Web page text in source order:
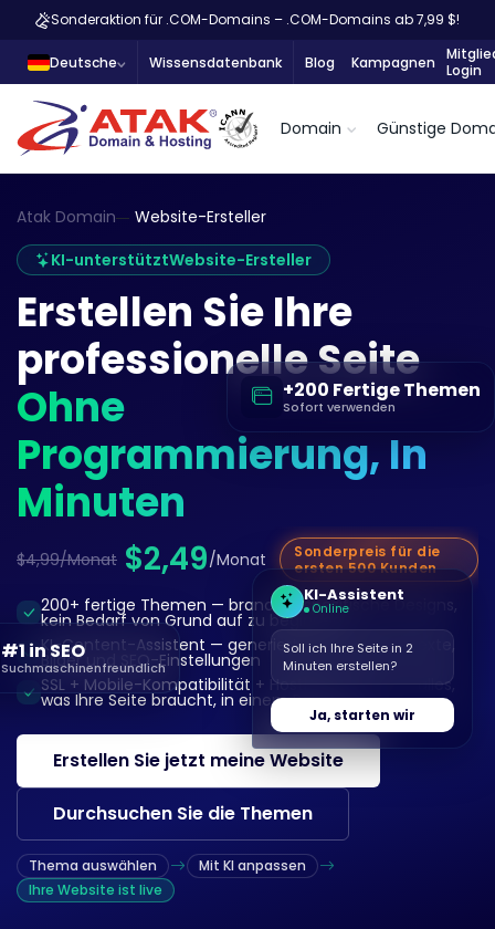
Sonderaktion für .COM-Domains – .COM-Domains ab 7,99 $!
Deutsche Wissensdatenbank Blog Kampagnen
Login
Domain Günstige
Atak Domain
Website-Ersteller
KI-unterstütztWebsite-Ersteller
Erstellen Sie Ihre
professionelle Seite
Ohne
Programmierung, In
Minuten
$4,99/Monat $2,49/Monat
Sonderpreis für die
ersten 500 Kunden
200+ fertige Themen — branchenspezifische Designs,
kein Bedarf von Grund auf zu beginnen
KI-Content-Assistent — generiert automatisch Texte,
Bilder und SEO-Einstellungen
SSL + Mobile-Kompatibilität + Hosting inklusive — alles,
was Ihre Seite braucht, in einem Paket
Erstellen Sie jetzt meine Website
Durchsuchen Sie die Themen
Thema auswählen
Mit KI anpassen
Ihre Website ist live
+200 Fertige Themen
Sofort verwenden
#1 in SEO
Suchmaschinenfreundlich
KI-Assistent
Online
Soll ich Ihre Seite in 2
Minuten erstellen?
Ja, starten wir